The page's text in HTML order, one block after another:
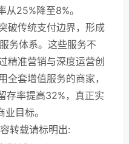
从25%降至8%。
破传统支付边界，形成
务体系。这些服务不
精准营销与深度运营创
全套增值服务的商家，
存率提高32%，真正实
目标。
转载请标明出: